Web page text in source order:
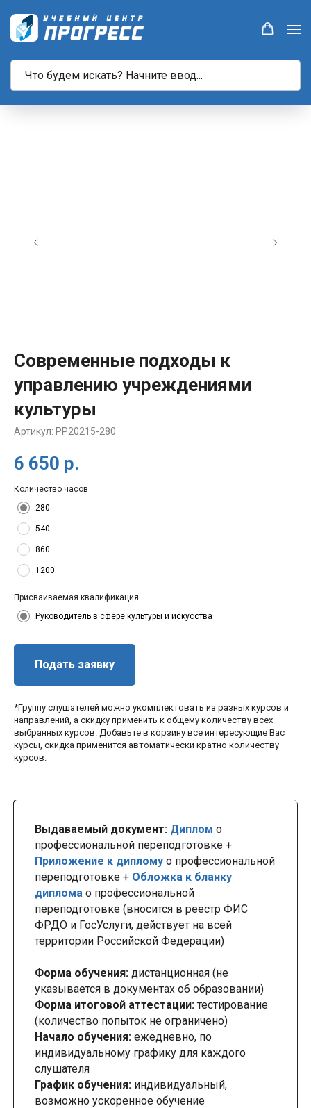
Современные подходы к
управлению учреждениями
культуры
Артикул: PP20215-280
6 650 р.
Количество часов
280
540
860
1200
Присваиваемая квалификация
Руководитель в сфере культуры и искусства
Подать заявку
*Группу слушателей можно укомплектовать из разных курсов и
направлений, а скидку применить к общему количеству всех
выбранных курсов. Добавьте в корзину все интересующие Вас
курсы, скидка применится автоматически кратно количеству
курсов.
Выдаваемый документ: Диплом о
профессиональной переподготовке +
Приложение к диплому о профессиональной
переподготовке + Обложка к бланку
диплома о профессиональной
переподготовке (вносится в реестр ФИС
ФРДО и ГосУслуги, действует на всей
территории Российской Федерации)
Форма обучения: дистанционная (не
указывается в документах об образовании)
Форма итоговой аттестации: тестирование
(количество попыток не ограничено)
Начало обучения: ежедневно, по
индивидуальному графику для каждого
слушателя
График обучения: индивидуальный,
возможно ускоренное обучение